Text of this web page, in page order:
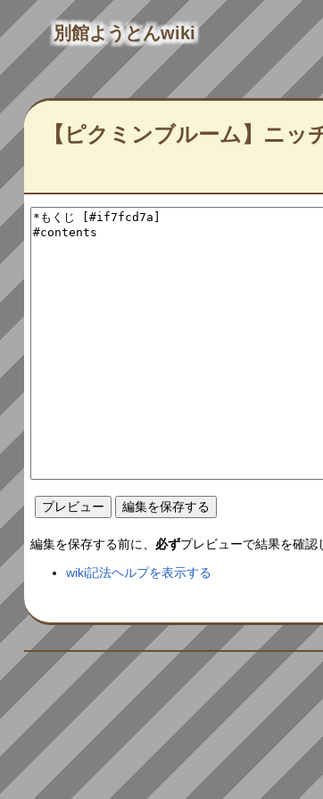
別館ようとんwiki
【ピクミンブルーム】ニッ
編集を保存する前に、 必ずプレビューで結果を確認
wiki記法ヘルプを表示する